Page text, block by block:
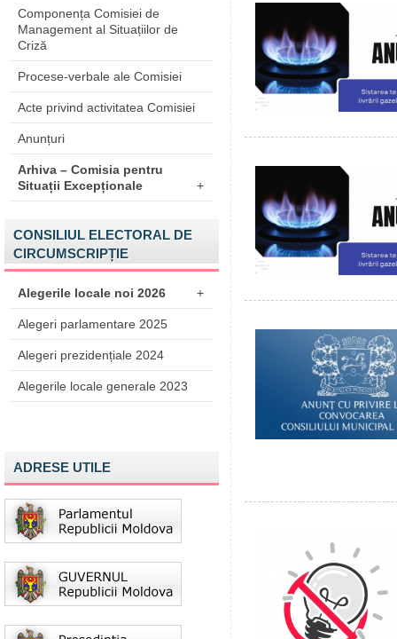
Componența Comisiei de
Management al Situațiilor de
Criză
Procese-verbale ale Comisiei
Acte privind activitatea Comisiei
Anunțuri
Arhiva – Comisia pentru
Situații Excepționale
+
CONSILIUL ELECTORAL DE
CIRCUMSCRIPȚIE
Alegerile locale noi 2026 +
Alegeri parlamentare 2025
Alegeri prezidențiale 2024
Alegerile locale generale 2023
ADRESE UTILE